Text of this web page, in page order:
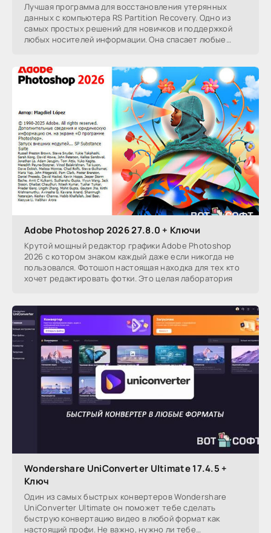
Лучшая программа для восстановления утерянных
данных с компьютера RS Partition Recovery. Одно из
самых простых решений для новичков и поддержкой
любых носителей информации. Она спасает любые
Adobe Photoshop 2026 27.8.0 + Ключи
Крутой мощный редактор графики Adobe Photoshop
2026 с котором знаком каждый даже если никогда не
пользовался. Фотошоп настоящая находка для тех кто
хочет редактировать фотки. Это целая лаборатория
Wondershare UniConverter Ultimate 17.4.5 +
Ключ
Один из самых быстрых конвертеров Wondershare
UniConverter Ultimate он поможет тебе сделать
быструю конвертацию видео в любой формат как
настоящий профи. Не важно, нужно ли тебе